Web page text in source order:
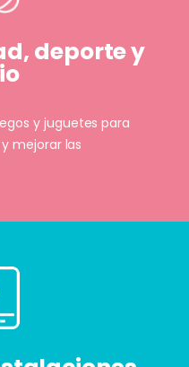
deporte y
y juguetes para
mejorar las